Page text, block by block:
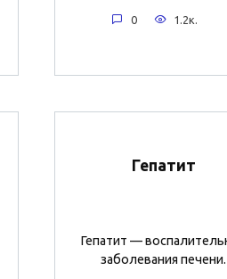
0 1.2к.
Гепатит
Гепатит —
заболевания печени.